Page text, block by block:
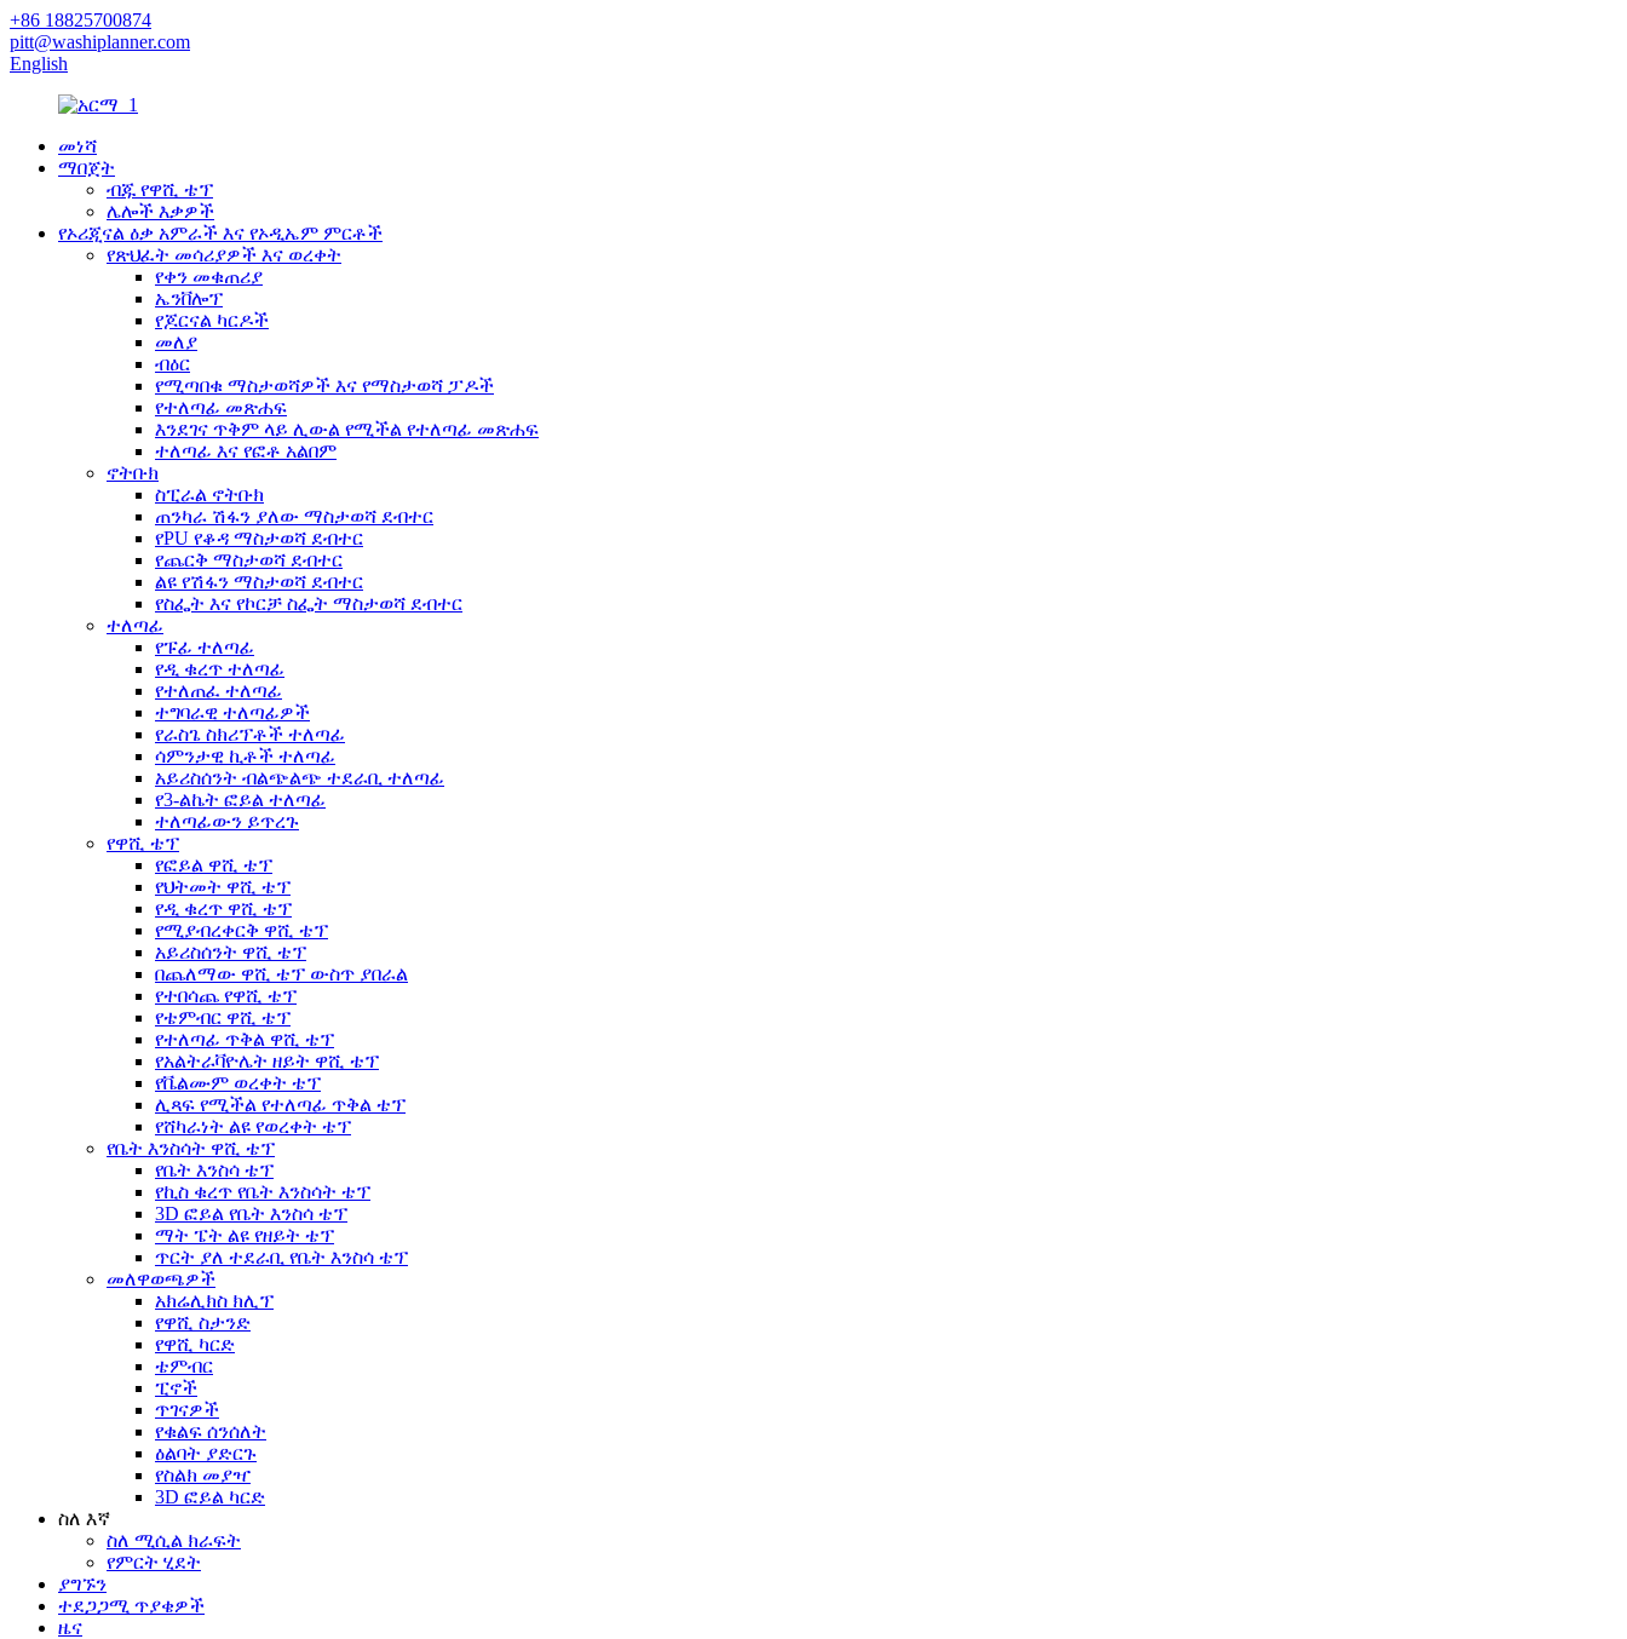
+86 18825700874
pitt@washiplanner.com
English
መነሻ
ማበጀት
ብጁ የዋሺ ቴፕ
ሌሎች እቃዎች
የኦሪጂናል ዕቃ አምራች እና የኦዲኤም ምርቶች
የጽህፈት መሳሪያዎች እና ወረቀት
የቀን መቁጠሪያ
ኤንቨሎፕ
የጆርናል ካርዶች
መለያ
ብዕር
የሚጣበቁ ማስታወሻዎች እና የማስታወሻ ፓዶች
የተለጣፊ መጽሐፍ
እንደገና ጥቅም ላይ ሊውል የሚችል የተለጣፊ መጽሐፍ
ተለጣፊ እና የፎቶ አልበም
ኖትቡክ
ስፒራል ኖትቡክ
ጠንካራ ሽፋን ያለው ማስታወሻ ደብተር
የPU የቆዳ ማስታወሻ ደብተር
የጨርቅ ማስታወሻ ደብተር
ልዩ የሽፋን ማስታወሻ ደብተር
የስፌት እና የኮርቻ ስፌት ማስታወሻ ደብተር
ተለጣፊ
የፑፊ ተለጣፊ
የዲ ቁረጥ ተለጣፊ
የተለጠፈ ተለጣፊ
ተግባራዊ ተለጣፊዎች
የራስጌ ስክሪፕቶች ተለጣፊ
ሳምንታዊ ኪቶች ተለጣፊ
አይሪስሰንት ብልጭልጭ ተደራቢ ተለጣፊ
የ3-ልኬት ፎይል ተለጣፊ
ተለጣፊውን ይጥረጉ
የዋሺ ቴፕ
የፎይል ዋሺ ቴፕ
የህትመት ዋሺ ቴፕ
የዲ ቁረጥ ዋሺ ቴፕ
የሚያብረቀርቅ ዋሺ ቴፕ
አይሪስሰንት ዋሺ ቴፕ
በጨለማው ዋሺ ቴፕ ውስጥ ያበራል
የተበሳጨ የዋሺ ቴፕ
የቴምብር ዋሺ ቴፕ
የተለጣፊ ጥቅል ዋሺ ቴፕ
የአልትራቫዮሌት ዘይት ዋሺ ቴፕ
የቬልሙም ወረቀት ቴፕ
ሊጻፍ የሚችል የተለጣፊ ጥቅል ቴፕ
የሸካራነት ልዩ የወረቀት ቴፕ
የቤት እንስሳት ዋሺ ቴፕ
የቤት እንስሳ ቴፕ
የኪስ ቁረጥ የቤት እንስሳት ቴፕ
3D ፎይል የቤት እንስሳ ቴፕ
ማት ፔት ልዩ የዘይት ቴፕ
ጥርት ያለ ተደራቢ የቤት እንስሳ ቴፕ
መለዋወጫዎች
አክሬሊክስ ክሊፕ
የዋሺ ስታንድ
የዋሺ ካርድ
ቴምብር
ፒኖች
ጥገናዎች
የቁልፍ ሰንሰለት
ዕልባት ያድርጉ
የስልክ መያዣ
3D ፎይል ካርድ
ስለ እኛ
ስለ ሚሲል ክራፍት
የምርት ሂደት
ያግኙን
ተደጋጋሚ ጥያቄዎች
ዜና